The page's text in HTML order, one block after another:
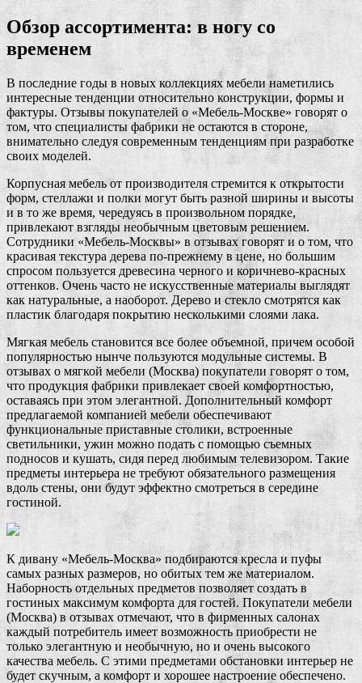
Обзор ассортимента: в ногу со
временем
В последние годы в новых коллекциях мебели наметились
интересные тенденции относительно конструкции, формы и
фактуры. Отзывы покупателей о «Мебель-Москве» говорят о
том, что специалисты фабрики не остаются в стороне,
внимательно следуя современным тенденциям при разработке
своих моделей.
Корпусная мебель от производителя стремится к открытости
форм, стеллажи и полки могут быть разной ширины и высоты
и в то же время, чередуясь в произвольном порядке,
привлекают взгляды необычным цветовым решением.
Сотрудники «Мебель-Москвы» в отзывах говорят и о том, что
красивая текстура дерева по-прежнему в цене, но большим
спросом пользуется древесина черного и коричнево-красных
оттенков. Очень часто не искусственные материалы выглядят
как натуральные, а наоборот. Дерево и стекло смотрятся как
пластик благодаря покрытию несколькими слоями лака.
Мягкая мебель становится все более объемной, причем особой
популярностью нынче пользуются модульные системы. В
отзывах о мягкой мебели (Москва) покупатели говорят о том,
что продукция фабрики привлекает своей комфортностью,
оставаясь при этом элегантной. Дополнительный комфорт
предлагаемой компанией мебели обеспечивают
функциональные приставные столики, встроенные
светильники, ужин можно подать с помощью съемных
подносов и кушать, сидя перед любимым телевизором. Такие
предметы интерьера не требуют обязательного размещения
вдоль стены, они будут эффектно смотреться в середине
гостиной.
К дивану «Мебель-Москва» подбираются кресла и пуфы
самых разных размеров, но обитых тем же материалом.
Наборность отдельных предметов позволяет создать в
гостиных максимум комфорта для гостей. Покупатели мебели
(Москва) в отзывах отмечают, что в фирменных салонах
каждый потребитель имеет возможность приобрести не
только элегантную и необычную, но и очень высокого
качества мебель. С этими предметами обстановки интерьер не
будет скучным, а комфорт и хорошее настроение обеспечено.